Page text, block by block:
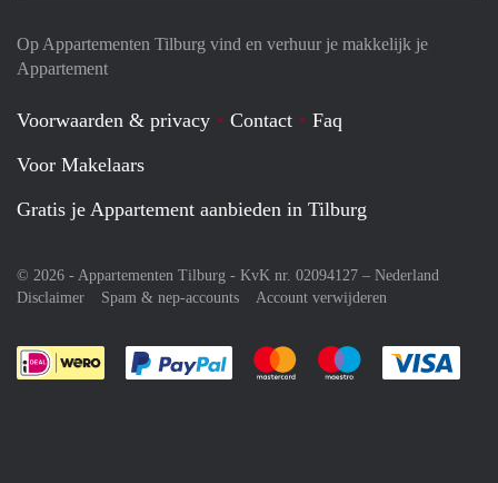
Op Appartementen Tilburg vind en verhuur je makkelijk je
Appartement
Voorwaarden & privacy Contact
Faq
Voor Makelaars
Gratis je Appartement aanbieden in Tilburg
© 2026 - Appartementen Tilburg - KvK nr. 02094127 – Nederland
Disclaimer
Spam & nep-accounts Account verwijderen
Je rekent gemakkelijk af met Paypal
Je rekent gemakkelijk af met
Je rekent